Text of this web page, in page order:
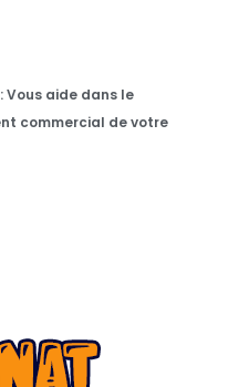
Vous aide dans le
commercial de votre